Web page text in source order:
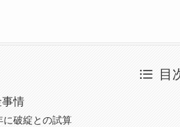
目
情
に破綻との試算